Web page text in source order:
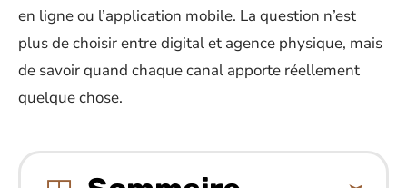
en ligne ou l’application mobile. La question n’est
plus de choisir entre digital et agence physique, mais
de savoir quand chaque canal apporte réellement
quelque chose.